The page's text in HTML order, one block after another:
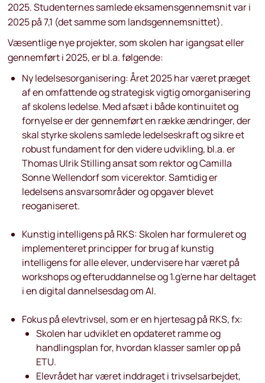
2025. Studenternes samlede eksamensgennemsnit var i
2025 på 7,1 (det samme som landsgennemsnittet).
Væsentlige nye projekter, som skolen har igangsat eller
gennemført i 2025, er bl.a. følgende:
Ny ledelsesorganisering: Året 2025 har været præget
af en omfattende og strategisk vigtig omorganisering
af skolens ledelse. Med afsæt i både kontinuitet og
fornyelse er der gennemført en række ændringer, der
skal styrke skolens samlede ledelseskraft og sikre et
robust fundament for den videre udvikling, bl.a. er
Thomas Ulrik Stilling ansat som rektor og Camilla
Sonne Wellendorf som vicerektor. Samtidig er
ledelsens ansvarsområder og opgaver blevet
reoganiseret.
Kunstig intelligens på RKS: Skolen har formuleret og
implementeret principper for brug af kunstig
intelligens for alle elever, undervisere har været på
workshops og efteruddannelse og 1.g'erne har deltaget
i en digital dannelsesdag om AI.
Fokus på elevtrivsel, som er en hjertesag på RKS, fx:
Skolen har udviklet en opdateret ramme og
handlingsplan for, hvordan klasser samler op på
ETU.
Elevrådet har været inddraget i trivselsarbejdet,